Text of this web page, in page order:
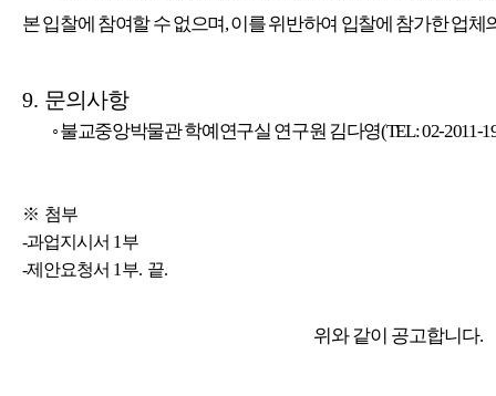
본 입찰에 참여할 수 없으며,이를 위반하여 입찰에 참가한 업체
9. 문의사항
◦불교중앙박물관 학예연구실 연구원 김다영(TEL: 02-2011-
※ 첨부
-과업지시서 1 부
-제안요청서 1 부. 끝.
위와 같이 공고합니다.